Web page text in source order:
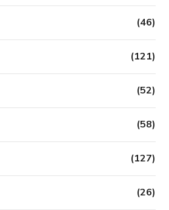
(46)
(121)
(52)
(58)
(127)
(26)